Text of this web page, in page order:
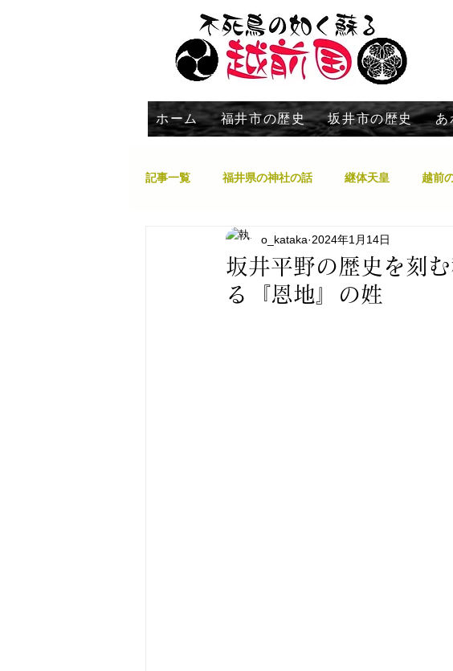
ホーム 福井市の歴史 坂井市の歴史 あ
記事一覧 福井県の神社の話 継体天皇 越前
勝山市 永平寺町 日本の神々
池田町 現在探索中！福井郷土史
坂井平野の歴史を刻
る『恩地』の姓
o_kataka 2024年1月14日